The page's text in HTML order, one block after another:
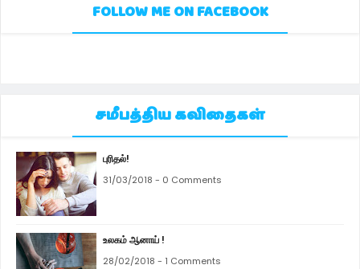
FOLLOW ME ON FACEBOOK
சமீபத்திய கவிதைகள்
புரிதல்!
31/03/2018 - 0 Comments
உலகம் ஆனாய் !
28/02/2018 - 1 Comments